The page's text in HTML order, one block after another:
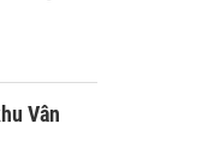
Vân